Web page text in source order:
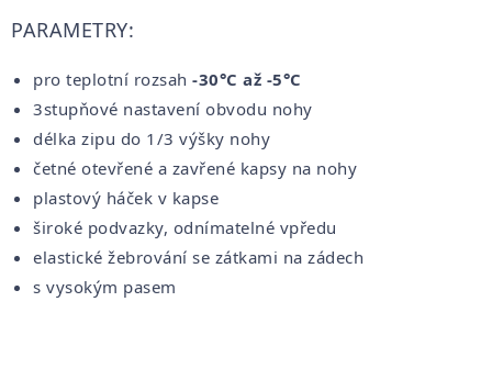
PARAMETRY:
pro teplotní rozsah -30°C až -5°C
3stupňové nastavení obvodu nohy
délka zipu do 1/3 výšky nohy
četné otevřené a zavřené kapsy na nohy
plastový háček v kapse
široké podvazky, odnímatelné vpředu
elastické žebrování se zátkami na zádech
s vysokým pasem